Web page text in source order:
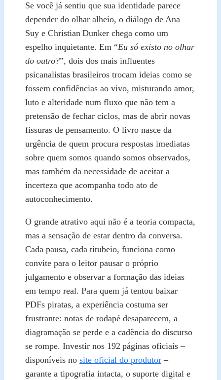
Se você já sentiu que sua identidade parece
depender do olhar alheio, o diálogo de Ana
Suy e Christian Dunker chega como um
espelho inquietante. Em “Eu só existo no olhar
do outro?”, dois dos mais influentes
psicanalistas brasileiros trocam ideias como se
fossem confidências ao vivo, misturando amor,
luto e alteridade num fluxo que não tem a
pretensão de fechar ciclos, mas de abrir novas
fissuras de pensamento. O livro nasce da
urgência de quem procura respostas imediatas
sobre quem somos quando somos observados,
mas também da necessidade de aceitar a
incerteza que acompanha todo ato de
autoconhecimento.
O grande atrativo aqui não é a teoria compacta,
mas a sensação de estar dentro da conversa.
Cada pausa, cada titubeio, funciona como
convite para o leitor pausar o próprio
julgamento e observar a formação das ideias
em tempo real. Para quem já tentou baixar
PDFs piratas, a experiência costuma ser
frustrante: notas de rodapé desaparecem, a
diagramação se perde e a cadência do discurso
se rompe. Investir nos 192 páginas oficiais –
disponíveis no site oficial do produtor –
garante a tipografia intacta, o suporte digital e